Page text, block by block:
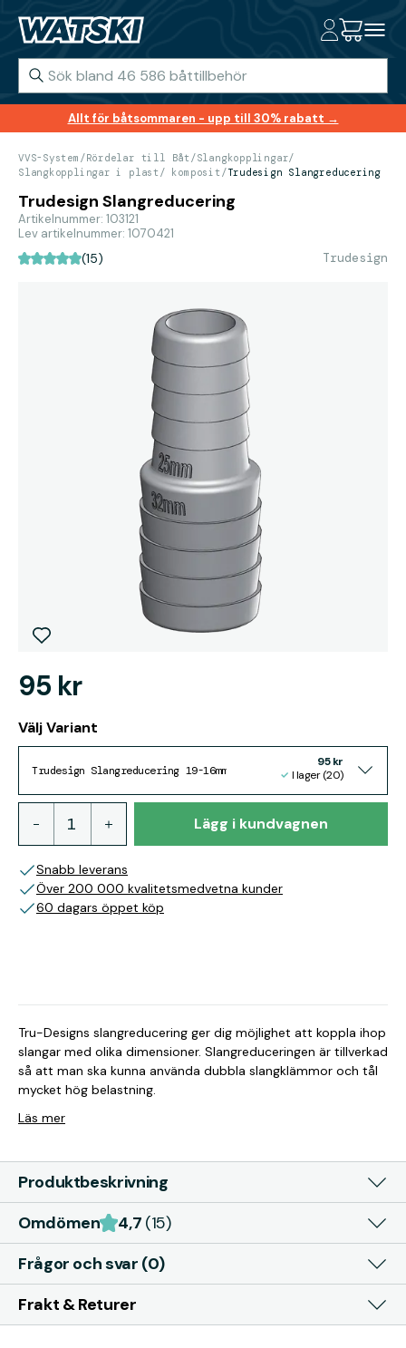
Allt för båtsommaren - upp till 30% rabatt →
VVS-System /Rördelar till Båt /Slangkopplingar/
Slangkopplingar i plast/ komposit /Trudesign Slangreducering
Trudesign Slangreducering
Artikelnummer: 103121
Lev artikelnummer: 1070421
(15) Trudesign
95 kr
Välj Variant
Trudesign Slangreducering 19-16mm
95 kr
I lager (20)
Lägg i kundvagnen
Snabb leverans
Över 200 000 kvalitetsmedvetna kunder
60 dagars öppet köp
Tru-Designs slangreducering ger dig möjlighet att koppla ihop
slangar med olika dimensioner. Slangreduceringen är tillverkad
så att man ska kunna använda dubbla slangklämmor och tål
mycket hög belastning.
Läs mer
Produktbeskrivning
Omdömen
4,7 (15)
Frågor och svar (0)
Frakt & Returer